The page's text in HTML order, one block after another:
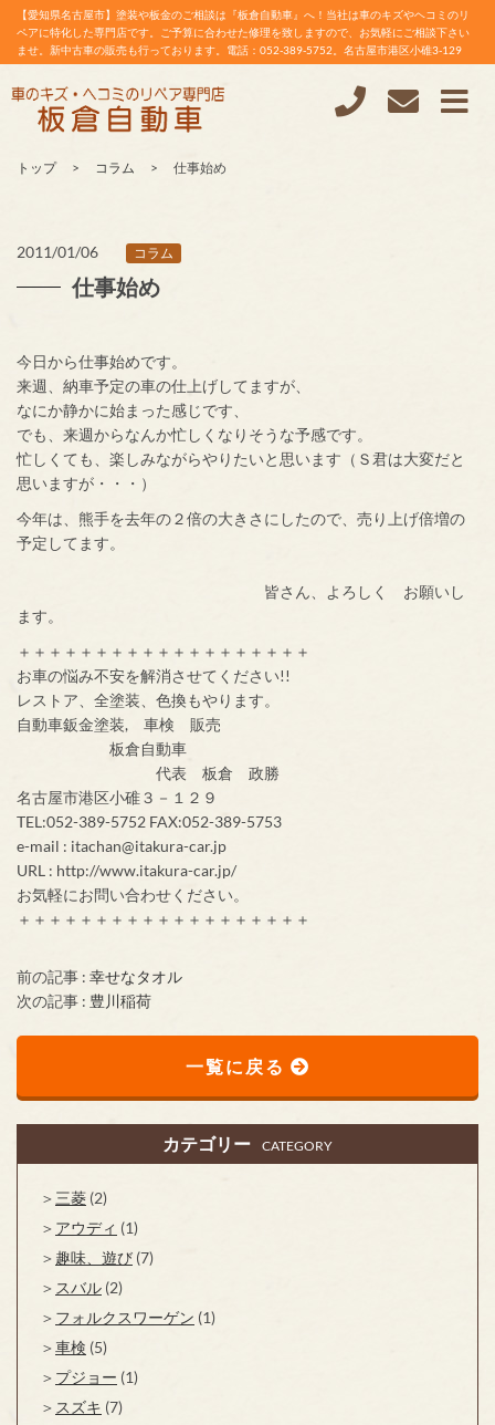
【愛知県名古屋市】塗装や板金のご相談は『板倉自動車』へ！当社は車のキズやヘコミのリ
ペアに特化した専門店です。ご予算に合わせた修理を致しますので、お気軽にご相談下さい
ませ。新中古車の販売も行っております。電話：052-389-5752。名古屋市港区小碓3-129
トップ コラム 仕事始め
2011/01/06 コラム
仕事始め
今日から仕事始めです。
来週、納車予定の車の仕上げしてますが、
なにか静かに始まった感じです、
でも、来週からなんか忙しくなりそうな予感です。
忙しくても、楽しみながらやりたいと思います（Ｓ君は大変だと
思いますが・・・）
今年は、熊手を去年の２倍の大きさにしたので、売り上げ倍増の
予定してます。
皆さん、よろしく お願いし
ます。
＋＋＋＋＋＋＋＋＋＋＋＋＋＋＋＋＋＋＋
お車の悩み不安を解消させてください!!
レストア、全塗装、色換もやります。
自動車鈑金塗装, 車検 販売
板倉自動車
代表 板倉 政勝
名古屋市港区小碓３－１２９
TEL:052-389-5752 FAX:052-389-5753
e-mail : itachan@itakura-car.jp
URL : http://www.itakura-car.jp/
お気軽にお問い合わせください。
＋＋＋＋＋＋＋＋＋＋＋＋＋＋＋＋＋＋＋
前の記事 : 幸せなタオル
次の記事 : 豊川稲荷
一覧に戻る
カテゴリー CATEGORY
三菱 (2)
アウディ (1)
趣味、遊び (7)
スバル (2)
フォルクスワーゲン (1)
車検 (5)
プジョー (1)
スズキ (7)